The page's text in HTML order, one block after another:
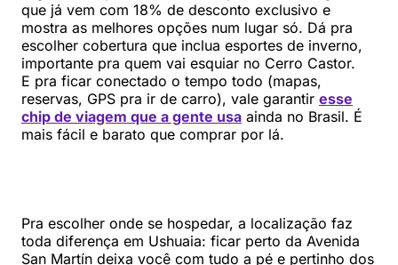
que já vem com 18% de desconto exclusivo e
mostra as melhores opções num lugar só. Dá pra
escolher cobertura que inclua esportes de inverno,
importante pra quem vai esquiar no Cerro Castor.
E pra ficar conectado o tempo todo (mapas,
reservas, GPS pra ir de carro), vale garantir esse
chip de viagem que a gente usa ainda no Brasil. É
mais fácil e barato que comprar por lá.
Pra escolher onde se hospedar, a localização faz
toda diferença em Ushuaia: ficar perto da Avenida
San Martín deixa você com tudo a pé e pertinho dos